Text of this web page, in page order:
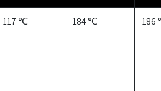
117 ℃ 184 ℃ 186